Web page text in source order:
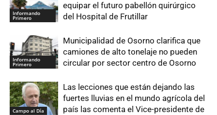
Informando
Primero
equipar el futuro pabellón quirúrgico
del Hospital de Frutillar
Informando
Primero
Municipalidad de Osorno clarifica que
camiones de alto tonelaje no pueden
circular por sector centro de Osorno
Campo al Día
Las lecciones que están dejando las
fuertes lluvias en el mundo agrícola del
país las comenta el Vice-presidente de